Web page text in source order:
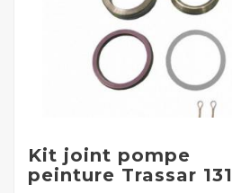
Kit joint pompe
peinture Trassar 131